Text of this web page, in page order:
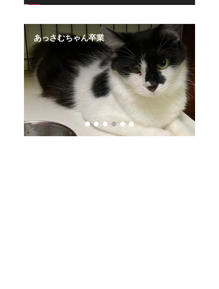
【幸せ便り】百福ちゃん